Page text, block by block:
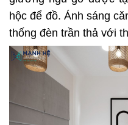
hộc để đồ. Ánh sáng
thống đèn trần thả với